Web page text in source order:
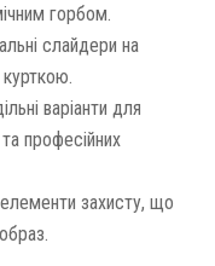
горбом.
слайдери на
курткою.
варіанти для
професійних
захисту, що